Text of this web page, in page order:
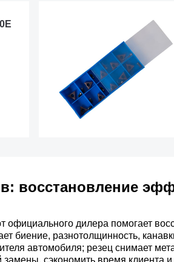
восстановление
дилера помогает
биение, разнотолщинность,
автомобиля; резец снимает
замены, сэкономить время